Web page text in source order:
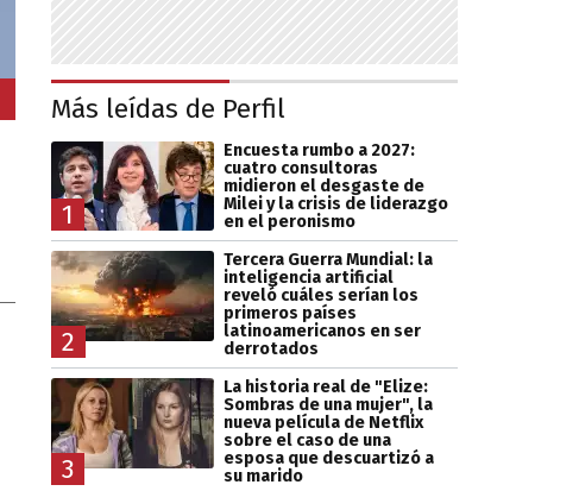
Más leídas de Perfil
1
Encuesta rumbo a 2027:
cuatro consultoras
midieron el desgaste de
Milei y la crisis de liderazgo
en el peronismo
2
Tercera Guerra Mundial: la
inteligencia artificial
reveló cuáles serían los
primeros países
latinoamericanos en ser
derrotados
3
La historia real de "Elize:
Sombras de una mujer", la
nueva película de Netflix
sobre el caso de una
esposa que descuartizó a
su marido